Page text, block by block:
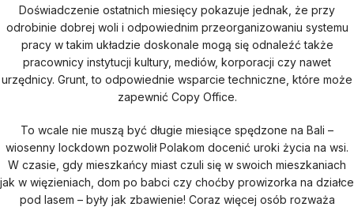
Doświadczenie ostatnich miesięcy pokazuje jednak, że przy
odrobinie dobrej woli i odpowiednim przeorganizowaniu systemu
pracy w takim układzie doskonale mogą się odnaleźć także
pracownicy instytucji kultury, mediów, korporacji czy nawet
urzędnicy. Grunt, to odpowiednie wsparcie techniczne, które może
zapewnić Copy Office.
To wcale nie muszą być długie miesiące spędzone na Bali –
wiosenny lockdown pozwolił Polakom docenić uroki życia na wsi.
W czasie, gdy mieszkańcy miast czuli się w swoich mieszkaniach
jak w więzieniach, dom po babci czy choćby prowizorka na działce
pod lasem – były jak zbawienie! Coraz więcej osób rozważa